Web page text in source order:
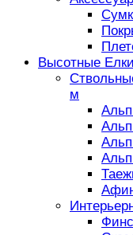
Высотные Елки
м